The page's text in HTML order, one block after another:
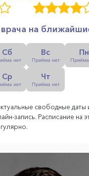
врача на
Сб
нет
Вс
Приёма нет
Пн
Ср
нет
Чт
Приёма нет
свободные даты
запись. Расписание на